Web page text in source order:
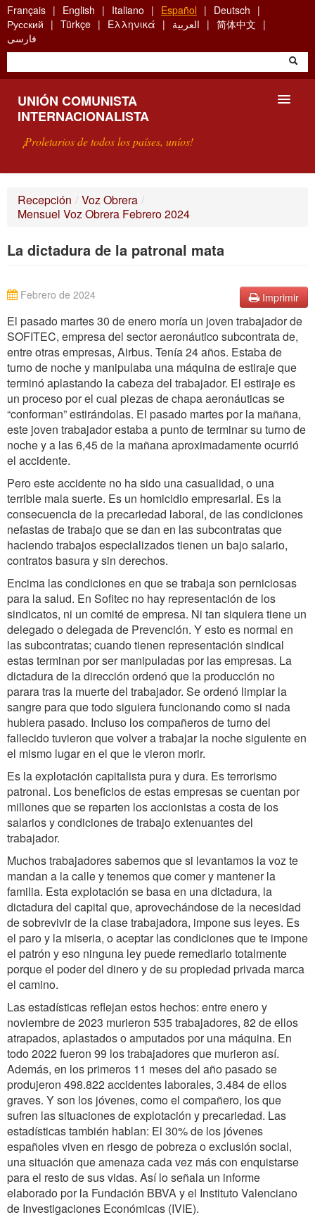
Skip
to
main
content
Français English Italiano Español
Deutsch
Русский
Türkçe Ελληνικά العربية
简体中文
فارسی
UNIÓN COMUNISTA
INTERNACIONALISTA
¡Proletarios de todos los países, uníos!
¿QUÉ ES LA UCI?
BÚSQUEDA
Recepción / Voz Obrera /
Mensuel Voz Obrera Febrero 2024
La dictadura de la patronal mata
Imprimir
Febrero de 2024
El pasado martes 30 de enero moría un joven trabajador de
SOFITEC, empresa del sector aeronáutico subcontrata de,
entre otras empresas, Airbus. Tenía 24 años. Estaba de
turno de noche y manipulaba una máquina de estiraje que
terminó aplastando la cabeza del trabajador. El estiraje es
un proceso por el cual piezas de chapa aeronáuticas se
“conforman” estirándolas. El pasado martes por la mañana,
este joven trabajador estaba a punto de terminar su turno de
noche y a las 6,45 de la mañana aproximadamente ocurrió
el accidente.
Pero este accidente no ha sido una casualidad, o una
terrible mala suerte. Es un homicidio empresarial. Es la
consecuencia de la precariedad laboral, de las condiciones
nefastas de trabajo que se dan en las subcontratas que
haciendo trabajos especializados tienen un bajo salario,
contratos basura y sin derechos.
Encima las condiciones en que se trabaja son perniciosas
para la salud. En Sofitec no hay representación de los
sindicatos, ni un comité de empresa. Ni tan siquiera tiene un
delegado o delegada de Prevención. Y esto es normal en
las subcontratas; cuando tienen representación sindical
estas terminan por ser manipuladas por las empresas. La
dictadura de la dirección ordenó que la producción no
parara tras la muerte del trabajador. Se ordenó limpiar la
sangre para que todo siguiera funcionando como si nada
hubiera pasado. Incluso los compañeros de turno del
fallecido tuvieron que volver a trabajar la noche siguiente en
el mismo lugar en el que le vieron morir.
Es la explotación capitalista pura y dura. Es terrorismo
patronal. Los beneficios de estas empresas se cuentan por
millones que se reparten los accionistas a costa de los
salarios y condiciones de trabajo extenuantes del
trabajador.
Muchos trabajadores sabemos que si levantamos la voz te
mandan a la calle y tenemos que comer y mantener la
familia. Esta explotación se basa en una dictadura, la
dictadura del capital que, aprovechándose de la necesidad
de sobrevivir de la clase trabajadora, impone sus leyes. Es
el paro y la miseria, o aceptar las condiciones que te impone
el patrón y eso ninguna ley puede remediarlo totalmente
porque el poder del dinero y de su propiedad privada marca
el camino.
Las estadísticas reflejan estos hechos: entre enero y
noviembre de 2023 murieron 535 trabajadores, 82 de ellos
atrapados, aplastados o amputados por una máquina. En
todo 2022 fueron 99 los trabajadores que murieron así.
Además, en los primeros 11 meses del año pasado se
produjeron 498.822 accidentes laborales, 3.484 de ellos
graves. Y son los jóvenes, como el compañero, los que
sufren las situaciones de explotación y precariedad. Las
estadísticas también hablan: El 30% de los jóvenes
españoles viven en riesgo de pobreza o exclusión social,
una situación que amenaza cada vez más con enquistarse
para el resto de sus vidas. Así lo señala un informe
elaborado por la Fundación BBVA y el Instituto Valenciano
de Investigaciones Económicas (IVIE).